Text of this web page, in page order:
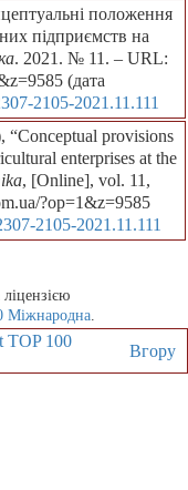
положення
підприємств на
. 2021. № 11. – URL:
(дата
2105-2021.11.111
“Conceptual provisions
enterprises at the
, [Online], vol. 11,
?op=1&z=9585
2105-2021.11.111
Міжнародна.
Вгору